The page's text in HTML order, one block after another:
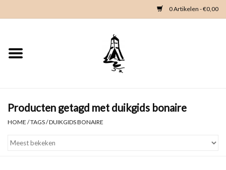
0 Artikelen - €0,00
Home
Kleding
Producten getagd met duikgids bonaire
HOME /TAGS/DUIKGIDS BONAIRE